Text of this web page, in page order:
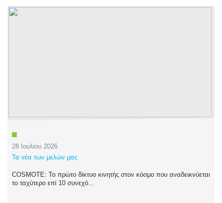
28 Ιουλίου 2026
Τα νέα των μελών μας
COSMOTE: Το πρώτο δίκτυο κινητής στον κόσμο που αναδεικνύεται
το ταχύτερο επί 10 συνεχό...